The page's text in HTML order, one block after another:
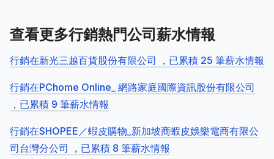
查看更多行銷熱門公司薪水情報
行銷在新光三越百貨股份有限公司 ，已累積 25 筆薪水情報
行銷在PChome Online_ 網路家庭國際資訊股份有限公司
，已累積 9 筆薪水情報
行銷在SHOPEE／蝦皮購物_新加坡商蝦皮娛樂電商有限公
司台灣分公司 ，已累積 8 筆薪水情報